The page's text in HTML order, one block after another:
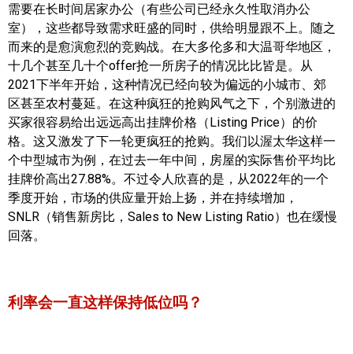
常用查询工具
地产杂谈
走近加拿大
为什么移民加拿大
加拿大的历史文化
加拿大社会保险系统
定居安大略省
加拿大的福利制度
需要在长时间居家办公（有些公司已经永久性取消办公
室），这些都导致需求旺盛的同时，供给明显跟不上。随之
而来的是愈演愈烈的竞购战。在大多伦多和大温哥华地区，
十几个甚至几十个offer抢一所房子的情况比比皆是。从
2021下半年开始，这种情况已经向较为偏远的小城市、郊
区甚至农村蔓延。在这种疯狂的抢购风气之下，个别激进的
买家很容易给出远远高出挂牌价格（Listing Price）的价
格。这又激发了下一轮更疯狂的抢购。我们以渥太华这样一
个中型城市为例，在过去一年中间，房屋的实际售价平均比
挂牌价高出27.88%。不过令人欣喜的是，从2022年的一个
季度开始，市场的供应量开始上扬，并在持续增加，
SNLR（销售新房比，Sales to New Listing Ratio）也在缓慢
回落。
利率会一直这样保持低位吗？